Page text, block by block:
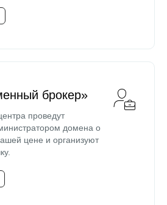
брокер»
проведут
домена о
цене и организуют